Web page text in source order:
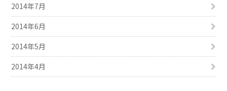
2014年7月
2014年6月
2014年5月
2014年4月